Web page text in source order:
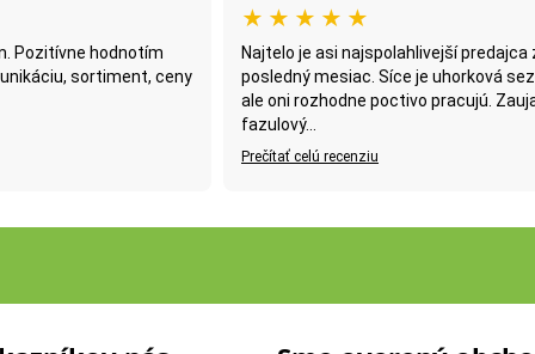
Pozitívne hodnotím
sortiment, ceny
★ ★ ★ ★ ★
Najtelo je asi najspolahlivejší predajca
posledný mesiac. Síce je uhorková
ale oni rozhodne poctivo pracujú.
fazulový...
Prečítať celú recenziu